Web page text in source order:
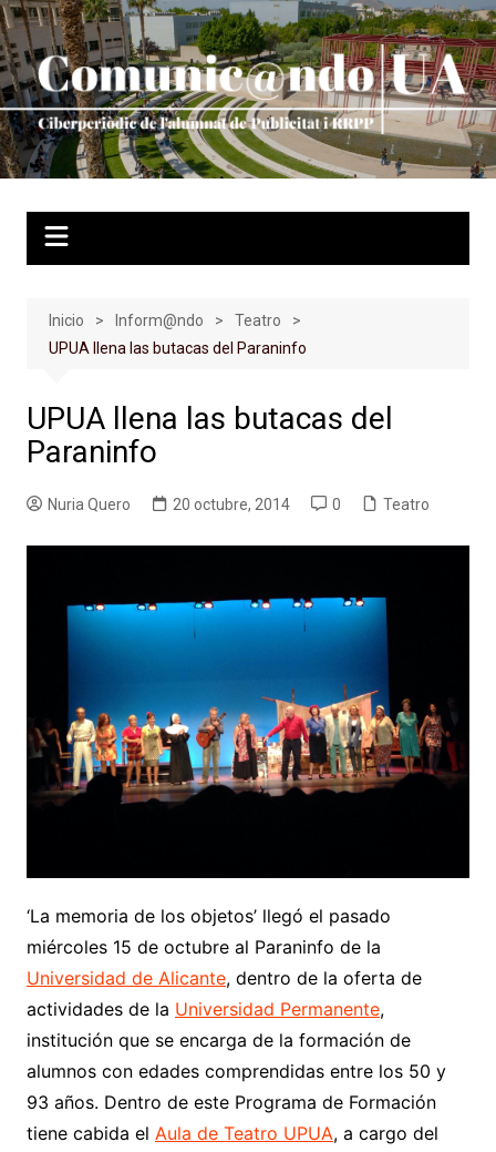
Saltar
al
contenido
Inicio Inform@ndo
Teatro
UPUA llena las butacas del Paraninfo
UPUA llena las butacas del
Paraninfo
Nuria Quero 20 octubre, 2014 0 Teatro
‘La memoria de los objetos’ llegó el pasado
miércoles 15 de octubre al Paraninfo de la
Universidad de Alicante, dentro de la oferta de
actividades de la Universidad Permanente,
institución que se encarga de la formación de
alumnos con edades comprendidas entre los 50 y
93 años. Dentro de este Programa de Formación
tiene cabida el Aula de Teatro UPUA, a cargo del